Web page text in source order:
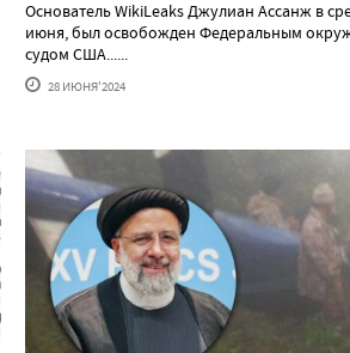
Основатель WikiLeaks Джулиан Ассанж в
июня, был освобожден Федеральным
судом США......
28 ИЮНЯ'2024